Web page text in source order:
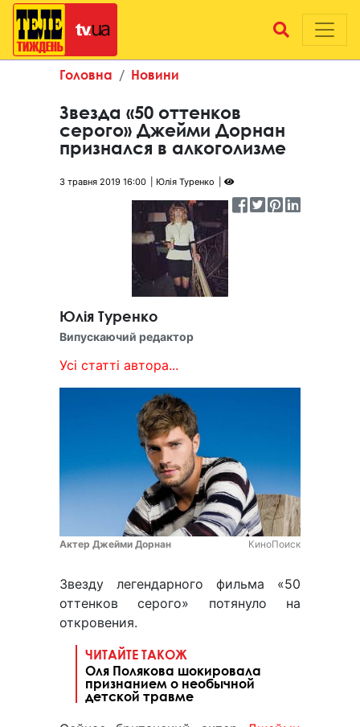
Головна Новини
Звезда «50 оттенков
серого» Джейми Дорнан
признался в алкоголизме
3 травня 2019 16:00 Юлія Туренко
Юлія Туренко
Випускаючий редактор
Усі статті автора...
Актер Джейми Дорнан КиноПоиск
Звезду легендарного фильма «50
оттенков серого» потянуло на
откровения.
ЧИТАЙТЕ ТАКОЖ
Оля Полякова шокировала
признанием о необычной
детской травме